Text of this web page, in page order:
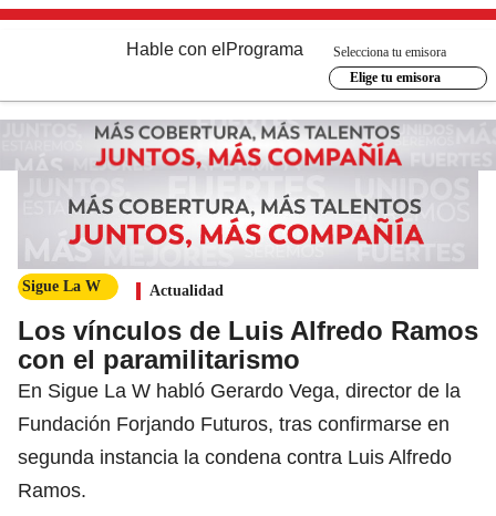
Hable con el Programa
Selecciona tu emisora
Elige tu emisora
Sigue La W Actualidad
Los vínculos de Luis Alfredo Ramos
con el paramilitarismo
En Sigue La W habló Gerardo Vega, director de la
Fundación Forjando Futuros, tras confirmarse en
segunda instancia la condena contra Luis Alfredo
Ramos.